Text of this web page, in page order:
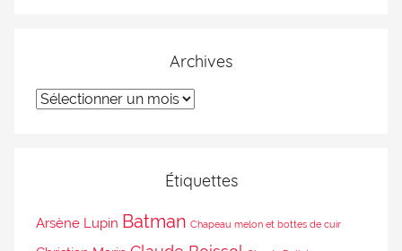
Archives
Étiquettes
Arsène Lupin Batman Chapeau melon et bottes de cuir